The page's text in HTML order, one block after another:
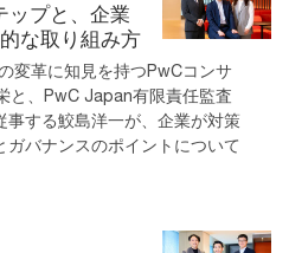
ップと、企業
な取り組み方
変革に知見を持つPwCコンサ
と、PwC Japan有限責任監査
事する鮫島洋一が、企業が対策
ガバナンスのポイントについて